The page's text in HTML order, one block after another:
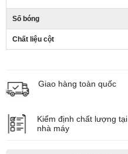
Số bóng
Chất liệu cột
Giao hàng toàn quốc
Kiểm định chất lượng tại
nhà máy